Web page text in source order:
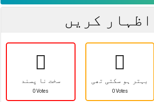
روزنامہ سارا جہان پاکستان
کریں
سخت نا پسند
0 Votes
بہتر ہو سکتی تھی
0 Votes